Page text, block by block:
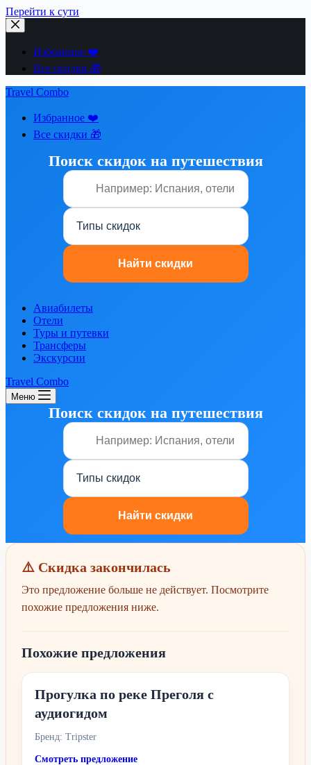
Перейти к сути
Избранное ❤️
Все скидки 🎁
Travel Combo
Избранное ❤️
Все скидки 🎁
Поиск скидок на путешествия
Авиабилеты
Отели
Туры и путевки
Трансферы
Экскурсии
Travel Combo
Меню
Поиск скидок на путешествия
⚠️ Скидка закончилась
Это предложение больше не действует. Посмотрите
похожие предложения ниже.
Похожие предложения
Прогулка по реке Преголя с
аудиогидом
Бренд: Tripster
Смотреть предложение